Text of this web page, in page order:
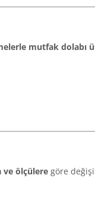
mutfak dolabı
ve ölçülere göre